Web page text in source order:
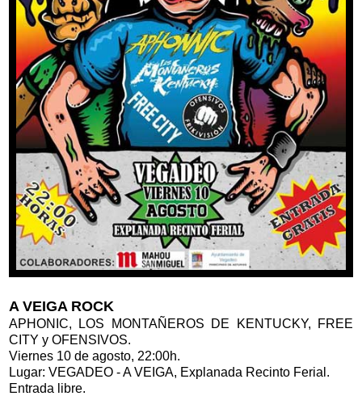
A VEIGA ROCK
APHONIC, LOS MONTAÑEROS DE KENTUCKY, FREE
CITY y OFENSIVOS.
Viernes 10 de agosto, 22:00h.
Lugar: VEGADEO - A VEIGA, Explanada Recinto Ferial.
Entrada libre.